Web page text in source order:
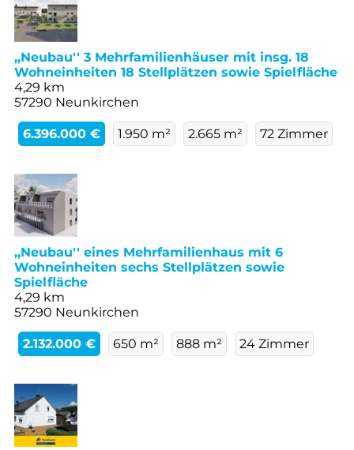
,,Neubau'' 3 Mehrfamilienhäuser mit insg. 18
Wohneinheiten 18 Stellplätzen sowie Spielfläche
4,29 km
57290 Neunkirchen
6.396.000 € 1.950 m² 2.665 m² 72 Zimmer
,,Neubau'' eines Mehrfamilienhaus mit 6
Wohneinheiten sechs Stellplätzen sowie
Spielfläche
4,29 km
57290 Neunkirchen
2.132.000 € 650 m² 888 m² 24 Zimmer